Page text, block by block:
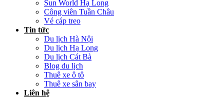
Sun World Hạ Long
Công viên Tuần Châu
Vé cáp treo
Tin tức
Du lịch Hà Nội
Du lịch Hạ Long
Du lịch Cát Bà
Blog du lịch
Thuê xe ô tô
Thuê xe sân bay
Liên hệ